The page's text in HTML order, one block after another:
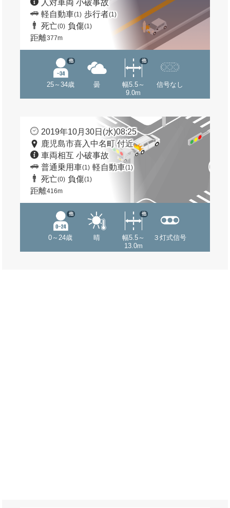
人対車両 小破事故
軽自動車(1) 歩行者(1)
死亡(0) 負傷(1)
距離377m
25～34歳
他
曇
幅5.5～
9.0m
他
信号なし
2019年10月30日(水)08:25
鹿児島市喜入中名町 付近
車両相互 小破事故
普通乗用車(1) 軽自動車(1)
死亡(0) 負傷(1)
距離416m
0～24歳
他
晴
幅5.5～
13.0m
他
３灯式信号